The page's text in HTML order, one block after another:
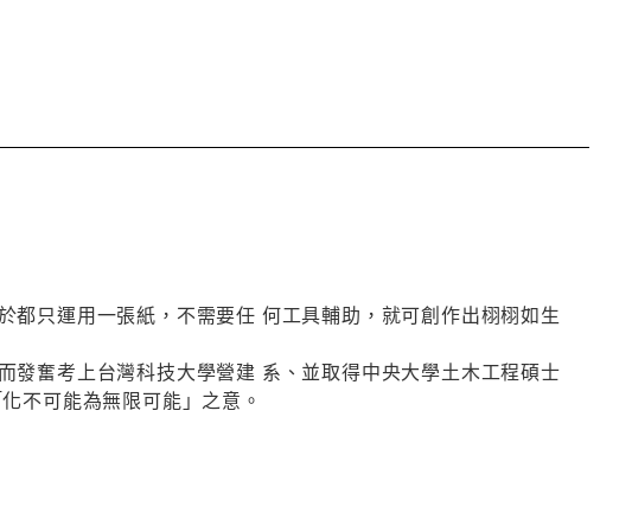
只運用一張紙，不需要任 何工具輔助，就可創作出栩栩如生
奮考上台灣科技大學營建 系、並取得中央大學土木工程碩士
不可能為無限可能」之意。